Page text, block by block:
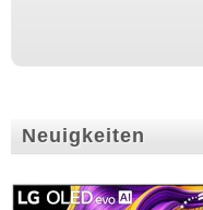
Neuigkeiten